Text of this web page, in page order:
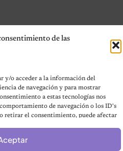
de las
y/o acceder a la información del
de navegación y para mostrar
a estas tecnologías nos
de navegación o los ID's
retirar el consentimiento, puede afectar
de Mascotas